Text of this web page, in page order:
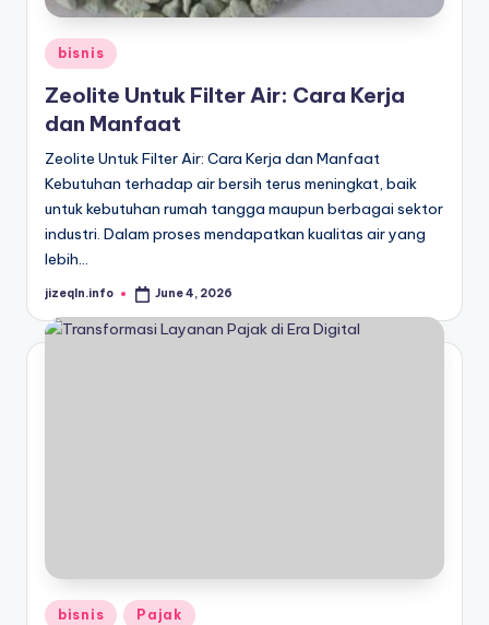
Posted
in
bisnis
Zeolite Untuk Filter Air: Cara Kerja
dan Manfaat
Zeolite Untuk Filter Air: Cara Kerja dan Manfaat
Kebutuhan terhadap air bersih terus meningkat, baik
untuk kebutuhan rumah tangga maupun berbagai sektor
industri. Dalam proses mendapatkan kualitas air yang
lebih…
Posted
jizeqln.info June 4, 2026
Posted
bisnis Pajak